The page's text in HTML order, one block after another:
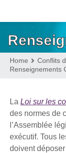
CONFLITS
REGISTRE
Home
Conflits
Renseignements
La Loi sur les
des normes de
l’Assemblée
exécutif. Tous
doivent